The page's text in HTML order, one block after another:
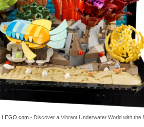
LEGO.com - Discover a Vibrant Underwater World with the